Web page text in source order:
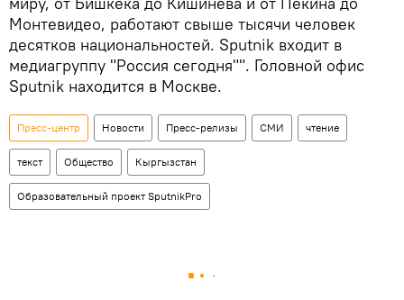
Монтевидео, работают свыше тысячи человек
десятков национальностей. Sputnik входит в
медиагруппу "Россия сегодня"". Головной офис
Sputnik находится в Москве.
Пресс-центр Новости Пресс-релизы СМИ чтение
текст Общество Кыргызстан
Образовательный проект SputnikPro